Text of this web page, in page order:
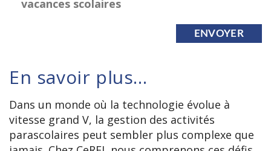
vacances scolaires
ENVOYER
En savoir plus...
Dans un monde où la technologie évolue à
vitesse grand V, la gestion des activités
parascolaires peut sembler plus complexe que